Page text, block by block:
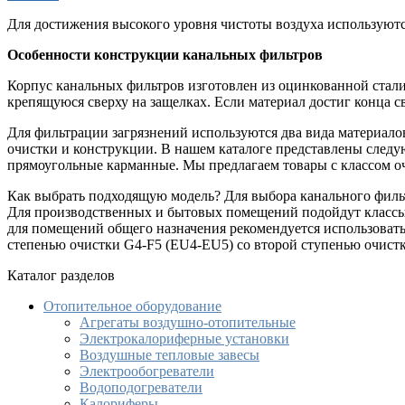
Для достижения высокого уровня чистоты воздуха
Особенности конструкции канальных фильтров
Корпус канальных фильтров изготовлен из оцинкованной
крепящуюся сверху на защелках. Если материал достиг
Для фильтрации загрязнений используются два вида
очистки и конструкции. В нашем каталоге представлены
прямоугольные карманные. Мы предлагаем товары с классом
Как выбрать подходящую модель? Для выбора канального
Для производственных и бытовых помещений подойдут
для помещений общего назначения рекомендуется
степенью очистки G4-F5 (EU4-EU5) со второй ступенью
Каталог разделов
Отопительное оборудование
Агрегаты воздушно-отопительные
Электрокалориферные установки
Воздушные тепловые завесы
Электрообогреватели
Водоподогреватели